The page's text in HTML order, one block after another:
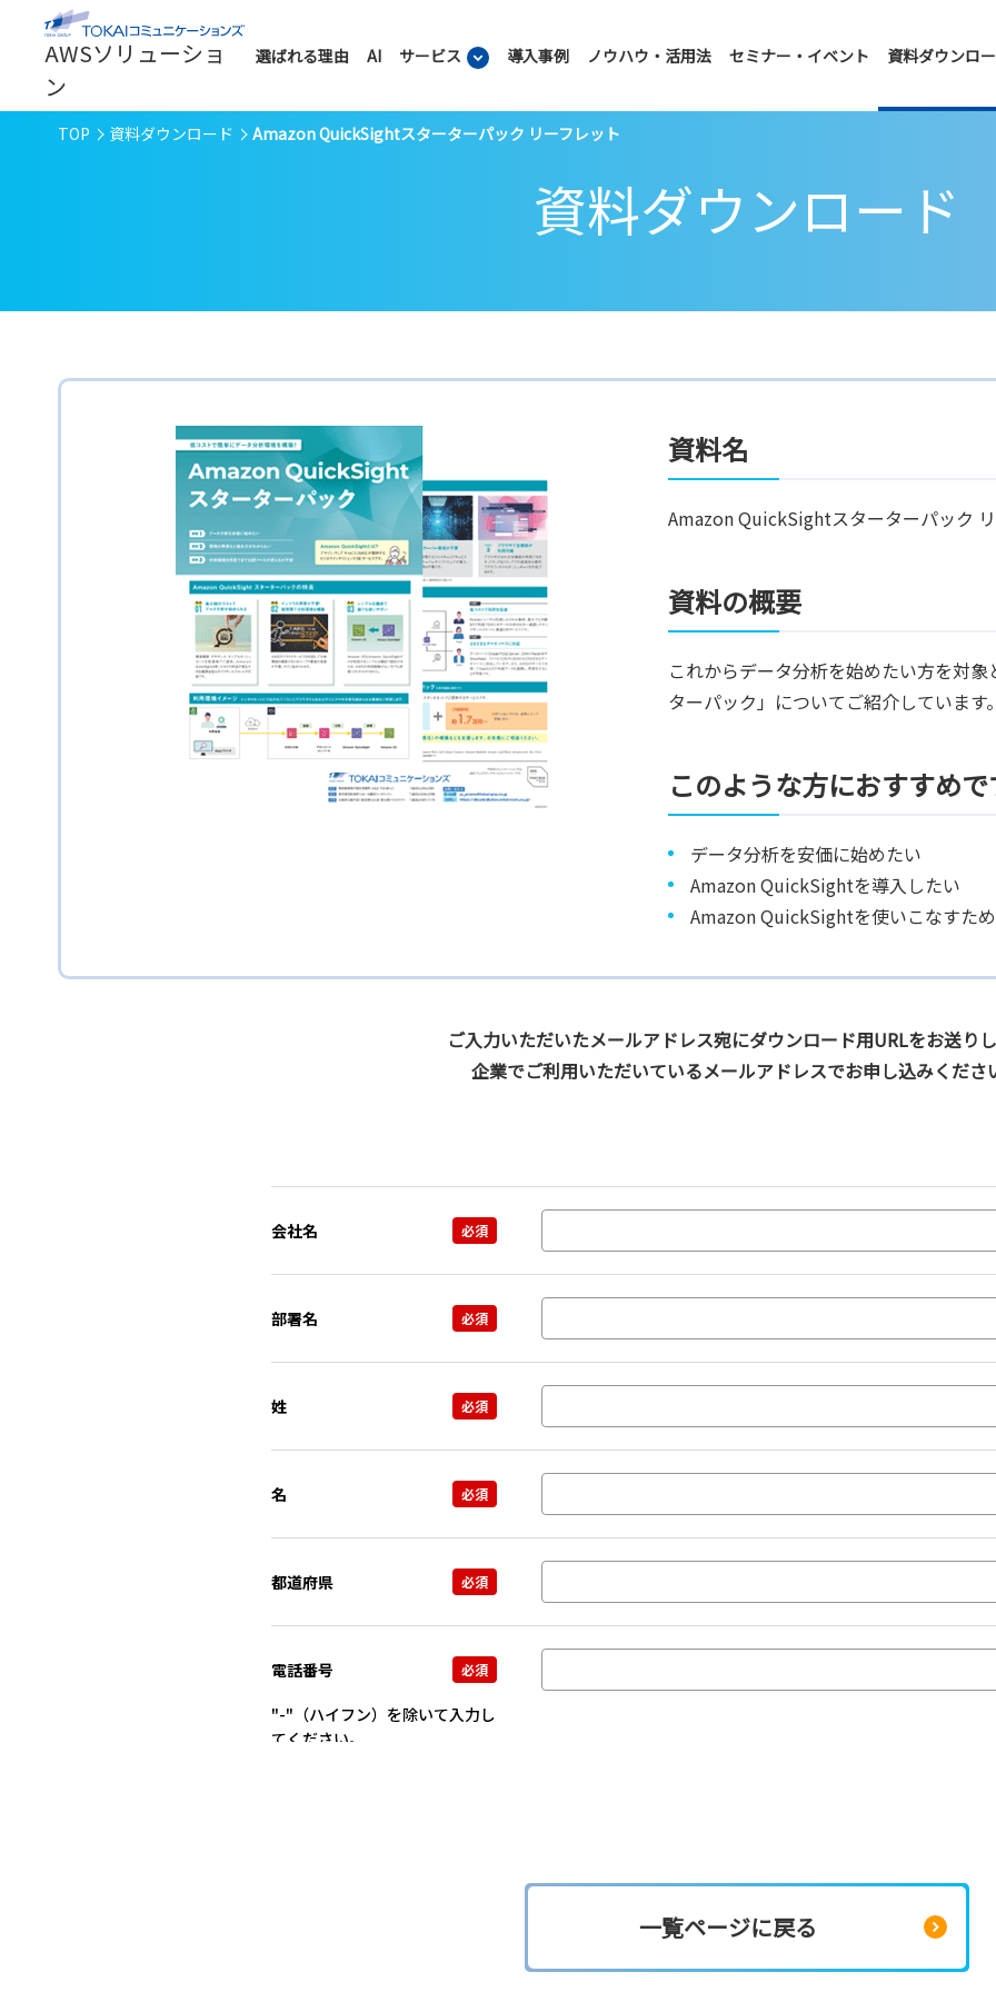
AWSソリューショ
ン
選ばれる理由 AI サービス 導入事例 ノウハウ・活用法 セミナー・イベント 資料ダウンロ
TOP 資料ダウンロード Amazon QuickSightスターターパック リーフレット
資料ダウンロード
資料名
Amazon QuickSightスターターパック
資料の概要
これからデータ分析を始めたい方を対
ターパック」についてご紹介しています。
このような方におすすめで
データ分析を安価に始めたい
Amazon QuickSightを導入したい
Amazon QuickSightを使いこなすた
ご入力いただいたメールアドレス宛にダウンロード用URLをお送りし
企業でご利用いただいているメールアドレスでお申し込みくださ
一覧ページに戻る